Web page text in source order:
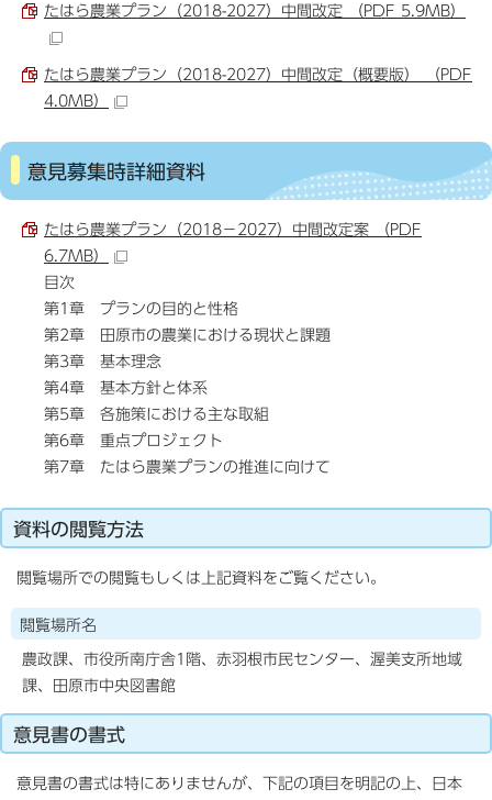
たはら農業プラン（2018-2027）中間改定 （PDF 5.9MB）
たはら農業プラン（2018-2027）中間改定（概要版） （PDF
4.0MB）
意見募集時詳細資料
たはら農業プラン（2018－2027）中間改定案 （PDF
6.7MB）
目次
第1章 プランの目的と性格
第2章 田原市の農業における現状と課題
第3章 基本理念
第4章 基本方針と体系
第5章 各施策における主な取組
第6章 重点プロジェクト
第7章 たはら農業プランの推進に向けて
資料の閲覧方法
閲覧場所での閲覧もしくは上記資料をご覧ください。
閲覧場所名
農政課、市役所南庁舎1階、赤羽根市民センター、渥美支所地域
課、田原市中央図書館
意見書の書式
意見書の書式は特にありませんが、下記の項目を明記の上、日本